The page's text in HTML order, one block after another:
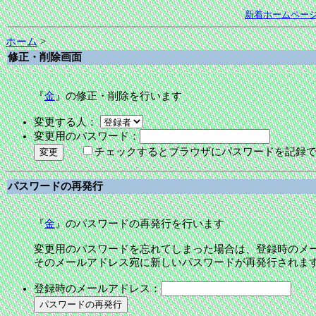
新着ホームペー
ホーム>
修正・削除画面
『金』の修正・削除を行います
変更する人：
変更用のパスワード：
チェックするとブラウザにパスワードを記録
パスワードの再発行
『金』のパスワードの再発行を行います
変更用のパスワードを忘れてしまった場合は、登録時のメ
そのメールアドレス宛に新しいパスワードが再発行されま
登録時のメールアドレス：